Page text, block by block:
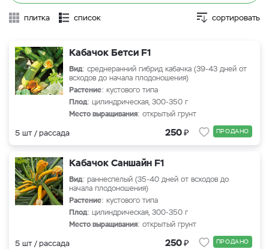
плитка список сортировать
Кабачок Бетси F1
Вид: среднеранний гибрид кабачка (39-43 дней от
всходов до начала плодоношения)
Растение: кустового типа
Плод: цилиндрическая, 300-350 г
Место выращивания: открытый грунт
5 шт / рассада 250₽ ПРОДАНО
Кабачок Саншайн F1
Вид: раннеспелый (35-40 дней от всходов до
начала плодоношения)
Растение: кустового типа
Плод: цилиндрическая, 300-350 г
Место выращивания: открытый грунт
5 шт / рассада 250₽ ПРОДАНО